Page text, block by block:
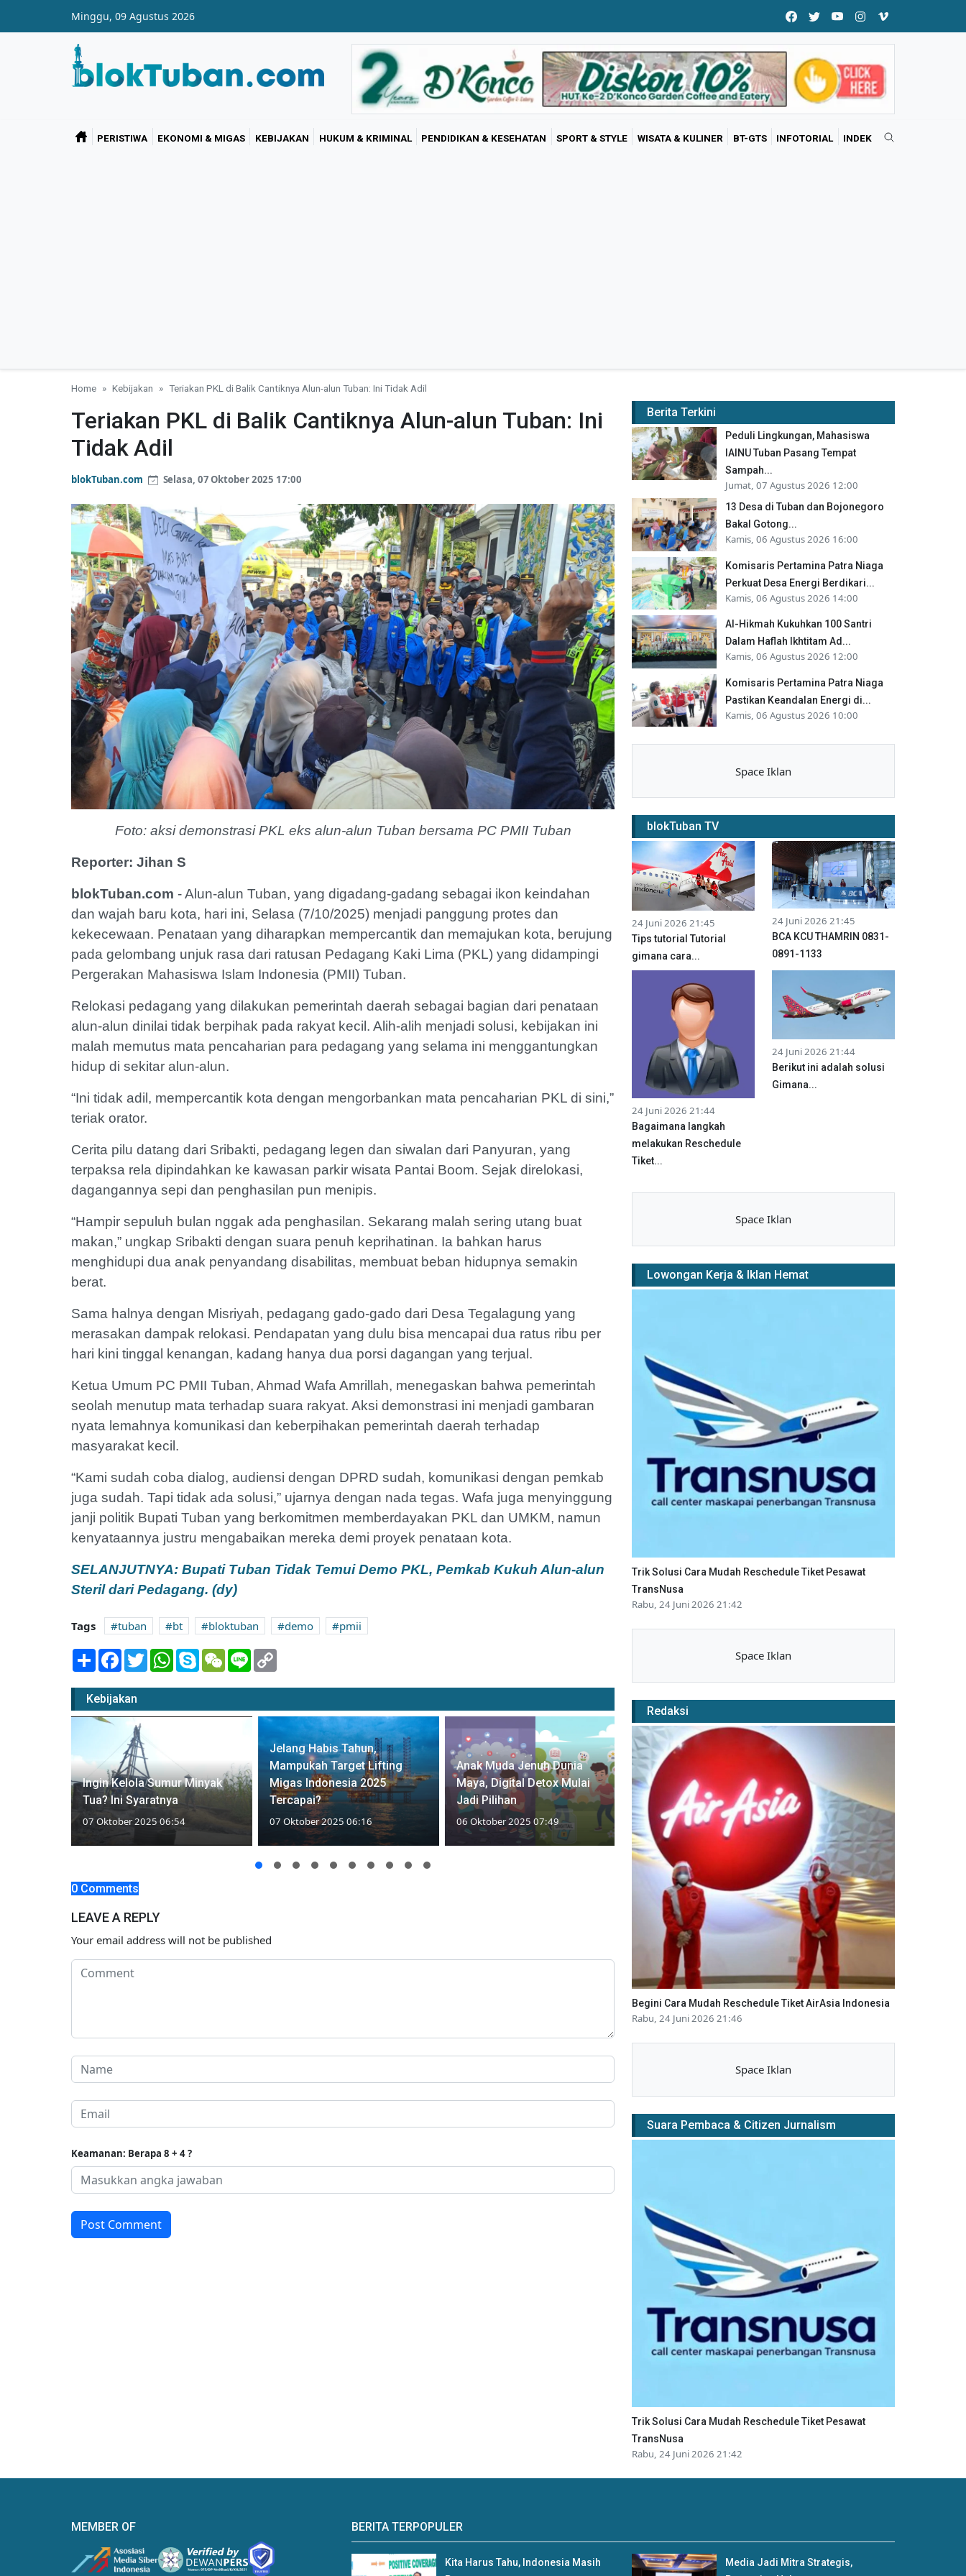
Minggu, 09 Agustus 2026
PERISTIWA EKONOMI & MIGAS KEBIJAKAN HUKUM & KRIMINAL PENDIDIKAN & KESEHATAN SPORT & STYLE WISATA & KULINER BT-GTS INFOTORIAL INDEK
Home Kebijakan Teriakan PKL di Balik Cantiknya Alun-alun Tuban: Ini Tidak Adil
Teriakan PKL di Balik Cantiknya Alun-alun Tuban: Ini
Tidak Adil
blokTuban.com Selasa, 07 Oktober 2025 17:00
Foto: aksi demonstrasi PKL eks alun-alun Tuban bersama PC PMII Tuban
Reporter: Jihan S
blokTuban.com - Alun-alun Tuban, yang digadang-gadang sebagai ikon keindahan
dan wajah baru kota, hari ini, Selasa (7/10/2025) menjadi panggung protes dan
kekecewaan. Penataan yang diharapkan mempercantik dan memajukan kota, berujung
pada gelombang unjuk rasa dari ratusan Pedagang Kaki Lima (PKL) yang didampingi
Pergerakan Mahasiswa Islam Indonesia (PMII) Tuban.
Relokasi pedagang yang dilakukan pemerintah daerah sebagai bagian dari penataan
alun-alun dinilai tidak berpihak pada rakyat kecil. Alih-alih menjadi solusi, kebijakan ini
malah memutus mata pencaharian para pedagang yang selama ini menggantungkan
hidup di sekitar alun-alun.
“Ini tidak adil, mempercantik kota dengan mengorbankan mata pencaharian PKL di sini,”
teriak orator.
Cerita pilu datang dari Sribakti, pedagang legen dan siwalan dari Panyuran, yang
terpaksa rela dipindahkan ke kawasan parkir wisata Pantai Boom. Sejak direlokasi,
dagangannya sepi dan penghasilan pun menipis.
“Hampir sepuluh bulan nggak ada penghasilan. Sekarang malah sering utang buat
makan,” ungkap Sribakti dengan suara penuh keprihatinan. Ia bahkan harus
menghidupi dua anak penyandang disabilitas, membuat beban hidupnya semakin
berat.
Sama halnya dengan Misriyah, pedagang gado-gado dari Desa Tegalagung yang
merasakan dampak relokasi. Pendapatan yang dulu bisa mencapai dua ratus ribu per
hari kini tinggal kenangan, kadang hanya dua porsi dagangan yang terjual.
Ketua Umum PC PMII Tuban, Ahmad Wafa Amrillah, menegaskan bahwa pemerintah
seolah menutup mata terhadap suara rakyat. Aksi demonstrasi ini menjadi gambaran
nyata lemahnya komunikasi dan keberpihakan pemerintah daerah terhadap
masyarakat kecil.
“Kami sudah coba dialog, audiensi dengan DPRD sudah, komunikasi dengan pemkab
juga sudah. Tapi tidak ada solusi,” ujarnya dengan nada tegas. Wafa juga menyinggung
janji politik Bupati Tuban yang berkomitmen memberdayakan PKL dan UMKM, namun
kenyataannya justru mengabaikan mereka demi proyek penataan kota.
SELANJUTNYA: Bupati Tuban Tidak Temui Demo PKL, Pemkab Kukuh Alun-alun
Steril dari Pedagang. (dy)
Tags tuban bt bloktuban demo
pmii
Share Facebook
TwitterWhatsApp
SkypeWeChatLine
Kebijakan
Ingin Kelola Sumur Minyak
Tua? Ini Syaratnya
07 Oktober 2025 06:54
Jelang Habis Tahun,
Mampukah Target Lifting
Migas Indonesia 2025
Tercapai?
07 Oktober 2025 06:16
Anak Muda Jenuh Dunia
Maya, Digital Detox Mulai
Jadi Pilihan
06 Oktober 2025 07:49
0 Comments
LEAVE A REPLY
Your email address will not be published
Keamanan: Berapa 8 + 4 ?
Post Comment
Berita Terkini
Peduli Lingkungan, Mahasiswa
IAINU Tuban Pasang Tempat
Sampah...
Jumat, 07 Agustus 2026 12:00
13 Desa di Tuban dan Bojonegoro
Bakal Gotong...
Kamis, 06 Agustus 2026 16:00
Komisaris Pertamina Patra Niaga
Perkuat Desa Energi Berdikari...
Kamis, 06 Agustus 2026 14:00
Al-Hikmah Kukuhkan 100 Santri
Dalam Haflah Ikhtitam Ad...
Kamis, 06 Agustus 2026 12:00
Komisaris Pertamina Patra Niaga
Pastikan Keandalan Energi di...
Kamis, 06 Agustus 2026 10:00
Space Iklan
blokTuban TV
24 Juni 2026 21:45
Tips tutorial Tutorial
gimana cara...
24 Juni 2026 21:45
BCA KCU THAMRIN 0831-
0891-1133
24 Juni 2026 21:44
Bagaimana langkah
melakukan Reschedule
Tiket...
24 Juni 2026 21:44
Berikut ini adalah solusi
Gimana...
Space Iklan
Lowongan Kerja & Iklan Hemat
Trik Solusi Cara Mudah Reschedule Tiket Pesawat
TransNusa
Rabu, 24 Juni 2026 21:42
Space Iklan
Redaksi
Begini Cara Mudah Reschedule Tiket AirAsia Indonesia
Rabu, 24 Juni 2026 21:46
Space Iklan
Suara Pembaca & Citizen Jurnalism
Trik Solusi Cara Mudah Reschedule Tiket Pesawat
TransNusa
Rabu, 24 Juni 2026 21:42
MEMBER OF BERITA TERPOPULER
Kita Harus Tahu, Indonesia Masih
Media Jadi Mitra Strategis,